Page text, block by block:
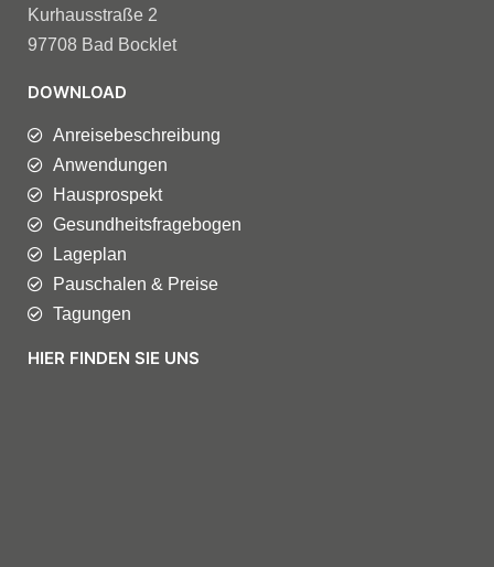
Kurhausstraße 2
97708 Bad Bocklet
DOWNLOAD
Anreisebeschreibung
Anwendungen
Hausprospekt
Gesundheitsfragebogen
Lageplan
Pauschalen & Preise
Tagungen
HIER FINDEN SIE UNS